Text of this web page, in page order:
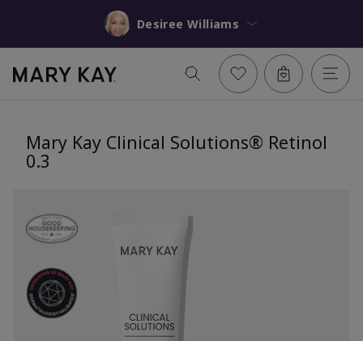
Desiree Williams
Mary Kay Clinical Solutions® Retinol
0.3